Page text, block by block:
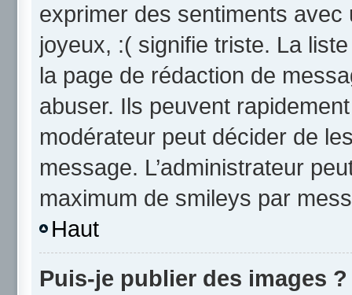
exprimer des sentiments
joyeux, :( signifie triste. La
la page de rédaction de
abuser. Ils peuvent
modérateur peut décider de
message. L’administrateur
maximum de smileys par
Haut
Puis-je publier des images ?